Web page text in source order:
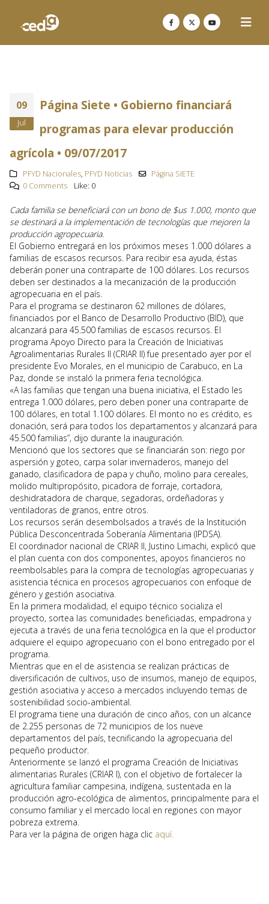
09
Jul
Página Siete • Gobierno financiará
programas para elevar producción
agrícola • 09/07/2017
PFYD Nacionales, PFYD Noticias
Página SIETE
0 Comments
Like: 0
Cada familia se beneficiará con un bono de $us 1.000, monto que
se destinará a la implementación de tecnologías que mejoren la
producción agropecuaria.
El Gobierno entregará en los próximos meses 1.000 dólares a
familias de escasos recursos. Para recibir esa ayuda, éstas
deberán poner una contraparte de 100 dólares. Los recursos
deben ser destinados a la mecanización de la producción
agropecuaria en el país.
Para el programa se destinaron 62 millones de dólares,
financiados por el Banco de Desarrollo Productivo (BID), que
alcanzará para 45.500 familias de escasos recursos. El
programa Apoyo Directo para la Creación de Iniciativas
Agroalimentarias Rurales II (CRIAR II) fue presentado ayer por el
presidente Evo Morales, en el municipio de Carabuco, en La
Paz, donde se instaló la primera feria tecnológica.
«A las familias que tengan una buena iniciativa, el Estado les
entrega 1.000 dólares, pero deben poner una contraparte de
100 dólares, en total 1.100 dólares. El monto no es crédito, es
donación, será para todos los departamentos y alcanzará para
45.500 familias”, dijo durante la inauguración.
Mencionó que los sectores que se financiarán son: riego por
aspersión y goteo, carpa solar invernaderos, manejo del
ganado, clasificadora de papa y chuño, molino para cereales,
molido multipropósito, picadora de forraje, cortadora,
deshidratadora de charque, segadoras, ordeñadoras y
ventiladoras de granos, entre otros.
Los recursos serán desembolsados a través de la Institución
Pública Desconcentrada Soberanía Alimentaria (IPDSA).
El coordinador nacional de CRIAR II, Justino Limachi, explicó que
el plan cuenta con dos componentes, apoyos financieros no
reembolsables para la compra de tecnologías agropecuarias y
asistencia técnica en procesos agropecuarios con enfoque de
género y gestión asociativa.
En la primera modalidad, el equipo técnico socializa el
proyecto, sortea las comunidades beneficiadas, empadrona y
ejecuta a través de una feria tecnológica en la que el productor
adquiere el equipo agropecuario con el bono entregado por el
programa.
Mientras que en el de asistencia se realizan prácticas de
diversificación de cultivos, uso de insumos, manejo de equipos,
gestión asociativa y acceso a mercados incluyendo temas de
sostenibilidad socio-ambiental.
El programa tiene una duración de cinco años, con un alcance
de 2.255 personas de 72 municipios de los nueve
departamentos del país, tecnificando la agropecuaria del
pequeño productor.
Anteriormente se lanzó el programa Creación de Iniciativas
alimentarias Rurales (CRIAR I), con el objetivo de fortalecer la
agricultura familiar campesina, indígena, sustentada en la
producción agro-ecológica de alimentos, principalmente para el
consumo familiar y el mercado local en regiones con mayor
pobreza extrema.
Para ver la página de origen haga clic aquí.